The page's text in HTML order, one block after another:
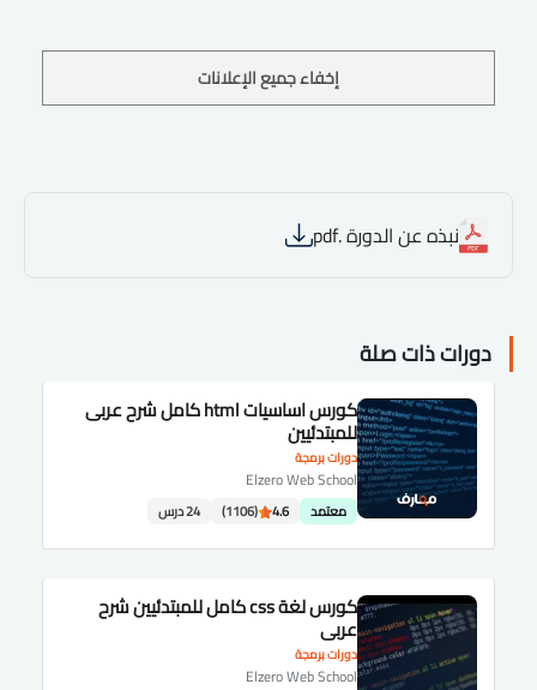
إخفاء جميع الإعلانات
نبذه عن الدورة .pdf
دورات ذات صلة
دورات برمجة
كورس اساسيات html كامل شرح عربى
للمبتدئيين
Elzero Web School
معتمد 4.6
(1106) 24 درس
دورات برمجة
كورس لغة css كامل للمبتدئيين شرح
عربى
Elzero Web School